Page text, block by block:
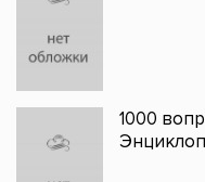
1000